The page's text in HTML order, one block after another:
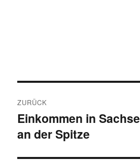
ZURÜCK
Vorheriger
Beitrag:
Einkommen in
an der Spitze